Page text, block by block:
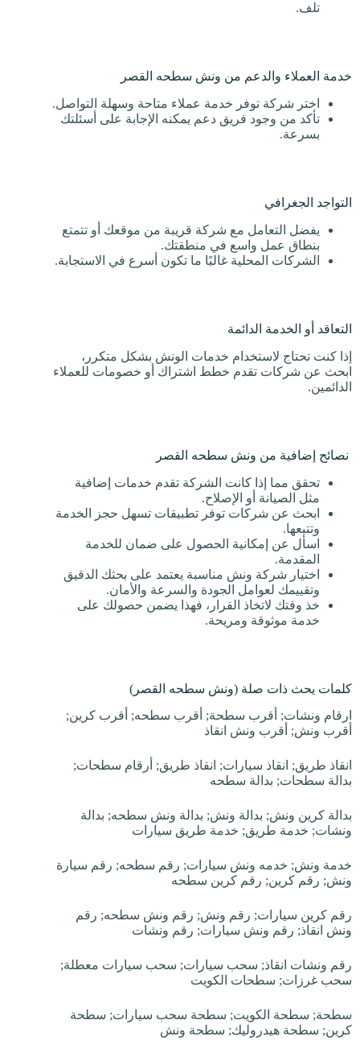
تلف.
خدمة العملاء والدعم من ونش سطحه القصر
اختر شركة توفر خدمة عملاء متاحة وسهلة التواصل.
تأكد من وجود فريق دعم يمكنه الإجابة على أسئلتك
بسرعة.
التواجد الجغرافي
يفضل التعامل مع شركة قريبة من موقعك أو تتمتع
بنطاق عمل واسع في منطقتك.
الشركات المحلية غالبًا ما تكون أسرع في الاستجابة.
التعاقد أو الخدمة الدائمة
إذا كنت تحتاج لاستخدام خدمات الونش بشكل متكرر،
ابحث عن شركات تقدم خطط اشتراك أو خصومات للعملاء
الدائمين.
نصائح إضافية من ونش سطحه القصر
تحقق مما إذا كانت الشركة تقدم خدمات إضافية
مثل الصيانة أو الإصلاح.
ابحث عن شركات توفر تطبيقات تسهل حجز الخدمة
وتتبعها.
اسأل عن إمكانية الحصول على ضمان للخدمة
المقدمة.
اختيار شركة ونش مناسبة يعتمد على بحثك الدقيق
وتقييمك لعوامل الجودة والسرعة والأمان.
خذ وقتك لاتخاذ القرار، فهذا يضمن حصولك على
خدمة موثوقة ومريحة.
كلمات يحث ذات صلة (ونش سطحه القصر)
ارقام ونشات; أقرب سطحة; أقرب سطحه; أقرب كرين;
أقرب ونش; أقرب ونش انقاذ
انقاذ طريق; انقاذ سيارات; انقاذ طريق; أرقام سطحات;
بدالة سطحات; بدالة سطحه
بدالة كرين ونش; بدالة ونش; بدالة ونش سطحه; بدالة
ونشات; خدمة طريق; خدمة طريق سيارات
خدمة ونش; خدمه ونش سيارات; رقم سطحه; رقم سيارة
ونش; رقم كرين; رقم كرين سطحه
رقم كرين سيارات; رقم ونش; رقم ونش سطحه; رقم
ونش انقاذ; رقم ونش سيارات; رقم ونشات
رقم ونشات انقاذ; سحب سيارات; سحب سيارات معطلة;
سحب غرزات; سطحات الكويت
سطحة; سطحة الكويت; سطحة سحب سيارات; سطحة
كرين; سطحة هيدروليك; سطحة ونش